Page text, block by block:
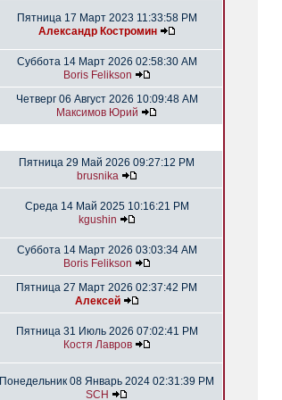
Пятница 17 Март 2023 11:33:58 PM
Александр Костромин
Суббота 14 Март 2026 02:58:30 AM
Boris Felikson
Четверг 06 Август 2026 10:09:48 AM
Максимов Юрий
Пятница 29 Май 2026 09:27:12 PM
brusnika
Среда 14 Май 2025 10:16:21 PM
kgushin
Суббота 14 Март 2026 03:03:34 AM
Boris Felikson
Пятница 27 Март 2026 02:37:42 PM
Алексей
Пятница 31 Июль 2026 07:02:41 PM
Костя Лавров
Понедельник 08 Январь 2024 02:31:39 PM
SCH